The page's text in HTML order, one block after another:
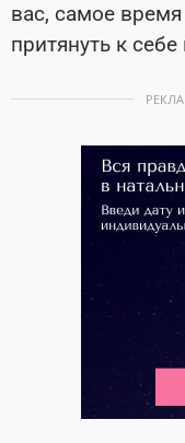
вас, самое
притянуть к